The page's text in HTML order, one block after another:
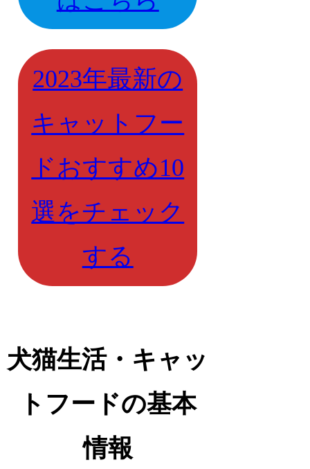
2023年最新の
キャットフー
ドおすすめ10
選をチェック
する
犬猫生活・キャッ
トフードの基本
情報